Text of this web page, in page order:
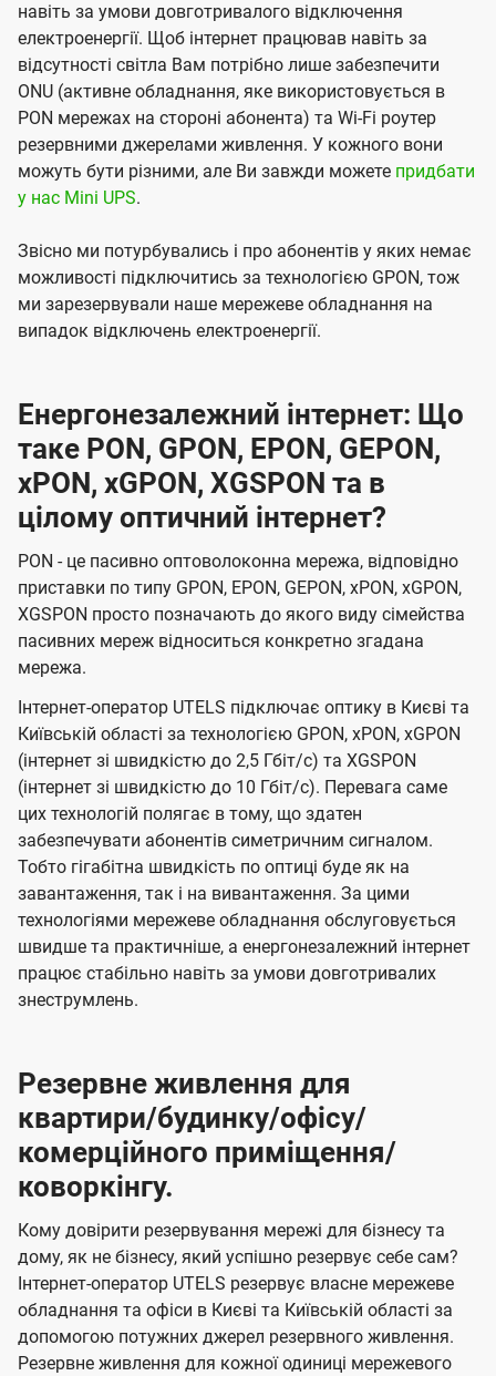
навіть за умови довготривалого відключення
електроенергії. Щоб інтернет працював навіть за
відсутності світла Вам потрібно лише забезпечити
ONU (активне обладнання, яке використовується в
PON мережах на стороні абонента) та Wi-Fi роутер
резервними джерелами живлення. У кожного вони
можуть бути різними, але Ви завжди можете придбати
у нас Mini UPS.
Звісно ми потурбувались і про абонентів у яких немає
можливості підключитись за технологією GPON, тож
ми зарезервували наше мережеве обладнання на
випадок відключень електроенергії.
Енергонезалежний інтернет: Що
таке PON, GPON, EPON, GEPON,
xPON, xGPON, XGSPON та в
цілому оптичний інтернет?
PON - це пасивно оптоволоконна мережа, відповідно
приставки по типу GPON, EPON, GEPON, xPON, xGPON,
XGSPON просто позначають до якого виду сімейства
пасивних мереж відноситься конкретно згадана
мережа.
Інтернет-оператор UTELS підключає оптику в Києві та
Київській області за технологією GPON, xPON, xGPON
(інтернет зі швидкістю до 2,5 Гбіт/с) та XGSPON
(інтернет зі швидкістю до 10 Гбіт/с). Перевага саме
цих технологій полягає в тому, що здатен
забезпечувати абонентів симетричним сигналом.
Тобто гігабітна швидкість по оптиці буде як на
завантаження, так і на вивантаження. За цими
технологіями мережеве обладнання обслуговується
швидше та практичніше, а енергонезалежний інтернет
працює стабільно навіть за умови довготривалих
знеструмлень.
Резервне живлення для
квартири/будинку/офісу/
комерційного приміщення/
коворкінгу.
Кому довірити резервування мережі для бізнесу та
дому, як не бізнесу, який успішно резервує себе сам?
Інтернет-оператор UTELS резервує власне мережеве
обладнання та офіси в Києві та Київській області за
допомогою потужних джерел резервного живлення.
Резервне живлення для кожної одиниці мережевого